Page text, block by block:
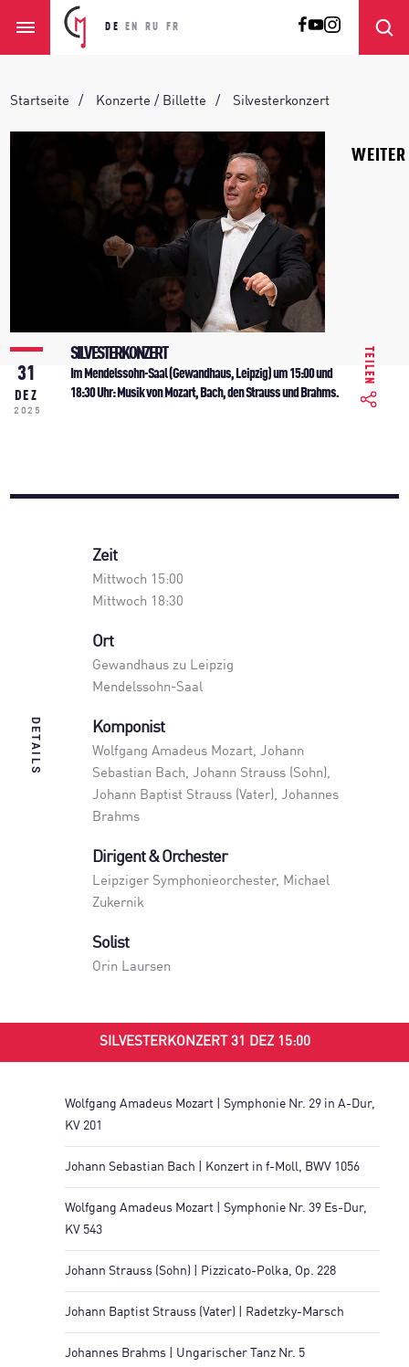
DE EN RU FR
Startseite Konzerte / Billette Silvesterkonzert
31
DEZ
2025
SILVESTERKONZERT
Im Mendelssohn-Saal (Gewandhaus, Leipzig) um 15:00 und
18:30 Uhr: Musik von Mozart, Bach, den Strauss und Brahms.
TEILEN
WEITER
DETAILS
Zeit
Mittwoch 15:00
Mittwoch 18:30
Ort
Gewandhaus zu Leipzig
Mendelssohn-Saal
Komponist
Wolfgang Amadeus Mozart, Johann
Sebastian Bach, Johann Strauss (Sohn),
Johann Baptist Strauss (Vater), Johannes
Brahms
Dirigent & Orchester
Leipziger Symphonieorchester, Michael
Zukernik
Solist
Orin Laursen
SILVESTERKONZERT 31 DEZ 15:00
Wolfgang Amadeus Mozart | Symphonie Nr. 29 in A-Dur,
KV 201
Johann Sebastian Bach | Konzert in f-Moll, BWV 1056
Wolfgang Amadeus Mozart | Symphonie Nr. 39 Es-Dur,
KV 543
Johann Strauss (Sohn) | Pizzicato-Polka, Op. 228
Johann Baptist Strauss (Vater) | Radetzky-Marsch
Johannes Brahms | Ungarischer Tanz Nr. 5